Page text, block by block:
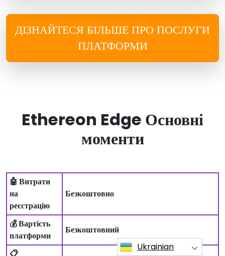
ДІЗНАЙТЕСЯ БІЛЬШЕ ПРО ПОСЛУГИ
ПЛАТФОРМИ
Ethereon Edge Основні
моменти
🤖 Витрати
на
реєстрацію
Безкоштовно
💰 Вартість
платформи
Безкоштовний
Ukrainian